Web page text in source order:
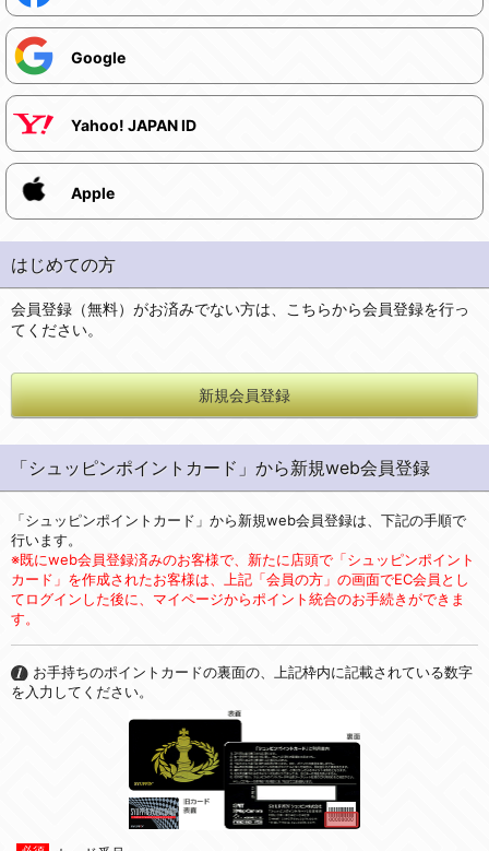
Google
Yahoo! JAPAN ID
Apple
はじめての方
会員登録（無料）がお済みでない方は、こちらから会員登録を行っ
てください。
新規会員登録
「シュッピンポイントカード」から新規web会員登録
「シュッピンポイントカード」から新規web会員登録は、下記の手順で
行います。
※既にweb会員登録済みのお客様で、新たに店頭で「シュッピンポイント
カード」を作成されたお客様は、上記「会員の方」の画面でEC会員とし
てログインした後に、マイページからポイント統合のお手続きができま
す。
お手持ちのポイントカードの裏面の、上記枠内に記載されている数字
を入力してください。